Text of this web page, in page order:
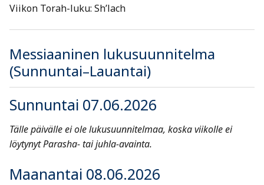
Viikon Torah-luku: Sh’lach
Messiaaninen lukusuunnitelma
(Sunnuntai–Lauantai)
Sunnuntai 07.06.2026
Tälle päivälle ei ole lukusuunnitelmaa, koska viikolle ei
löytynyt Parasha- tai juhla-avainta.
Maanantai 08.06.2026